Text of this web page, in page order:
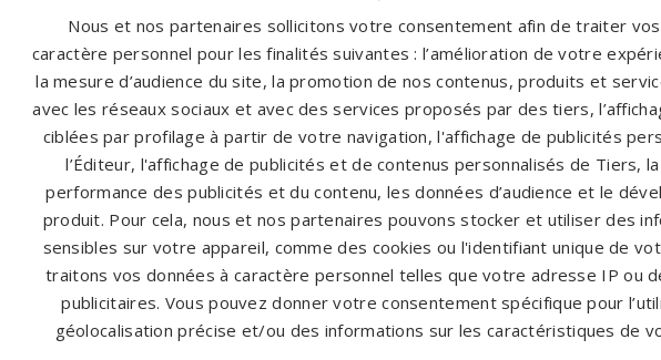
uniques et originales
choix de pierres tombales en granit de
ou originales à personnaliser.
NOTRE CATALOGUE
Un
partenaires partout en
notre
Nous et nos partenaires sollicitons votre consentement afin de traiter
caractère personnel pour les finalités suivantes : l’amélioration de votre
la mesure d’audience du site, la promotion de nos contenus, produits et
avec les réseaux sociaux et avec des services proposés par des tiers,
ciblées par profilage à partir de votre navigation, l'affichage de publicités
l’Éditeur, l'affichage de publicités et de contenus personnalisés de Tiers,
performance des publicités et du contenu, les données d’audience et le
produit. Pour cela, nous et nos partenaires pouvons stocker et utiliser des
sensibles sur votre appareil, comme des cookies ou l'identifiant unique de
traitons vos données à caractère personnel telles que votre adresse IP ou
publicitaires. Vous pouvez donner votre consentement spécifique pour
géolocalisation précise et/ou des informations sur les caractéristiques de